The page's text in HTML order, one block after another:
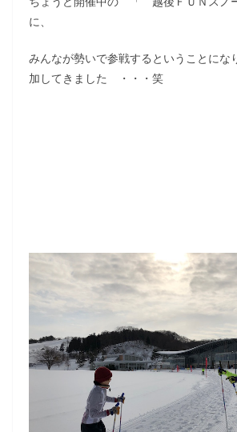
に、
みんなが勢いで参戦するということに
加してきました ・・・笑